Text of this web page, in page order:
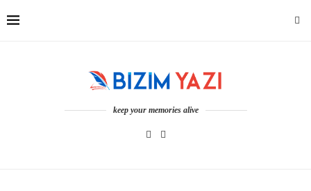
keep your memories alive